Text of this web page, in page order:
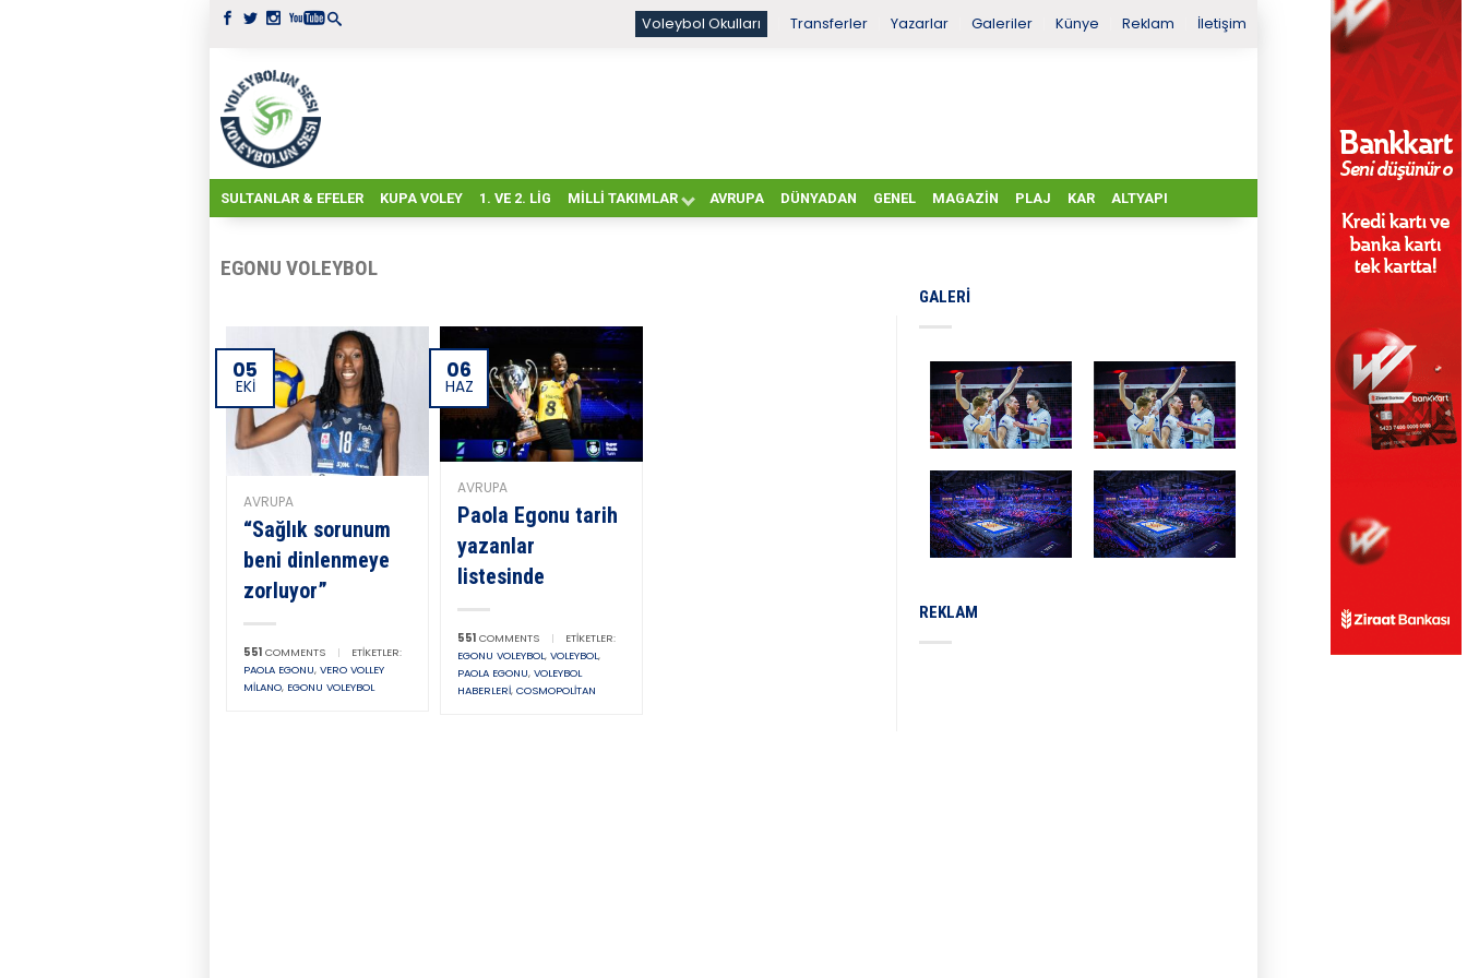
Voleybol Okulları Transferler Yazarlar Galeriler Künye Reklam İletişim
SULTANLAR & EFELER KUPA VOLEY 1. VE 2. LIG MILLI TAKIMLAR AVRUPA DÜNYADAN GENEL MAGAZIN PLAJ KAR ALTYAPI
EGONU VOLEYBOL
05
EKI
AVRUPA
“Sağlık sorunum
beni dinlenmeye
zorluyor”
551 COMMENTS |
ETIKETLER:
PAOLA EGONU, VERO VOLLEY
MILANO, EGONU VOLEYBOL
06
HAZ
AVRUPA
Paola Egonu tarih
yazanlar
listesinde
551 COMMENTS |
ETIKETLER:
EGONU VOLEYBOL, VOLEYBOL,
PAOLA EGONU, VOLEYBOL
HABERLERI, COSMOPOLITAN
GALERI
REKLAM